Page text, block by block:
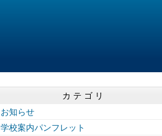
カテゴリ
お知らせ
学校案内パンフレット